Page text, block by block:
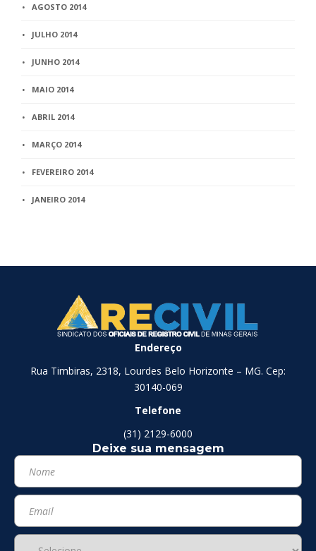
AGOSTO 2014
JULHO 2014
JUNHO 2014
MAIO 2014
ABRIL 2014
MARÇO 2014
FEVEREIRO 2014
JANEIRO 2014
Endereço
Rua Timbiras, 2318, Lourdes Belo Horizonte – MG. Cep:
30140-069
Telefone
(31) 2129-6000
Deixe sua mensagem